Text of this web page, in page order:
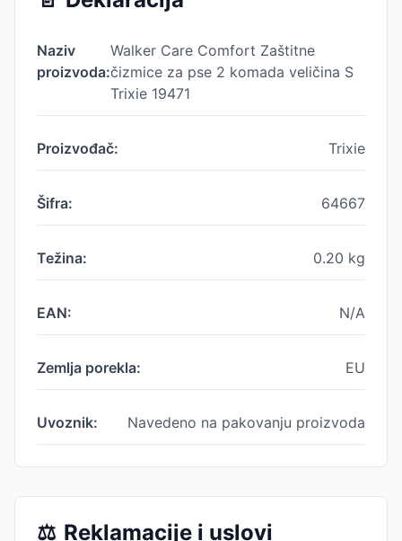
Naziv
proizvoda:
Walker Care Comfort Zaštitne
čizmice za pse 2 komada veličina S
Trixie 19471
Proizvođač: Trixie
Šifra: 64667
Težina: 0.20 kg
EAN: N/A
Zemlja porekla: EU
Uvoznik: Navedeno na pakovanju proizvoda
⚖️ Reklamacije i uslovi